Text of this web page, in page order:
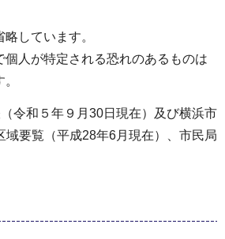
しています。
人が特定される恐れのあるものは
令和５年９月30日現在）及び横浜市
域要覧（平成28年6月現在）、市民局